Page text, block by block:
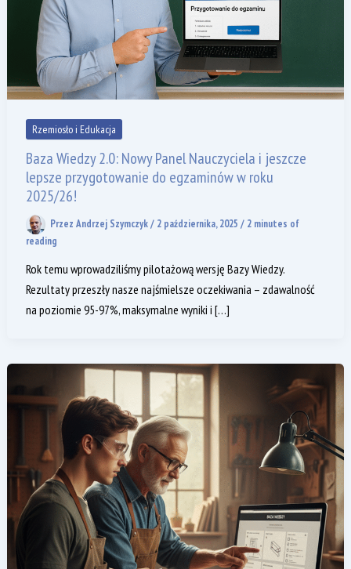
Rzemiosło i Edukacja
Baza Wiedzy 2.0: Nowy Panel Nauczyciela i jeszcze
lepsze przygotowanie do egzaminów w roku
2025/26!
Przez Andrzej Szymczyk/ 2 października, 2025/ 2 minutes of
reading
Rok temu wprowadziliśmy pilotażową wersję Bazy Wiedzy.
Rezultaty przeszły nasze najśmielsze oczekiwania – zdawalność
na poziomie 95-97%, maksymalne wyniki i […]